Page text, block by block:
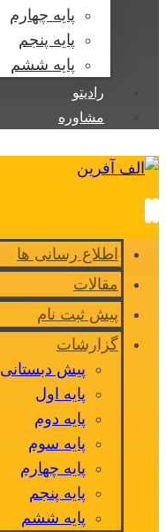
پایه چهارم
پایه پنجم
پایه ششم
رادیتو
مشاوره
اطلاع رسانی ها
مقالات
پیش ثبت نام
گزارشات
پیش دبستانی
پایه اول
پایه دوم
پایه سوم
پایه چهارم
پایه پنجم
پایه ششم